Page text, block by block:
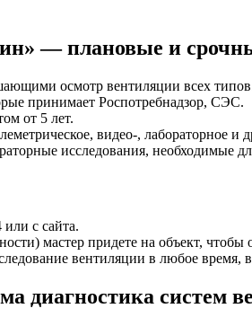
— плановые и
осмотр вентиляции всех
принимает Роспотребнадзор, СЭС.
от 5 лет.
видео-, лабораторное и
исследования, необходимые
с сайта.
мастер придете на объект, чтобы
вентиляции в любое время,
диагностика систем